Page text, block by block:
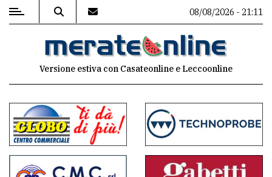
MENU
commenti
Contenuti
del
08/08/2026 - 21:11
Versione estiva con Casateonline e Leccoonline